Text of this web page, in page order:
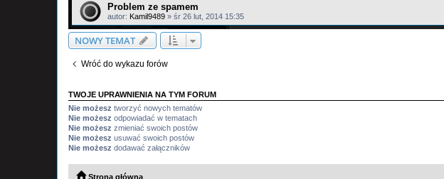
Problem ze spamem
autor: Kamil9489 » śr 26 lut, 2014 15:35
NOWY TEMAT
Wróć do wykazu forów
TWOJE UPRAWNIENIA NA TYM FORUM
Nie możesz tworzyć nowych tematów
Nie możesz odpowiadać w tematach
Nie możesz zmieniać swoich postów
Nie możesz usuwać swoich postów
Nie możesz dodawać załączników
Strona główna